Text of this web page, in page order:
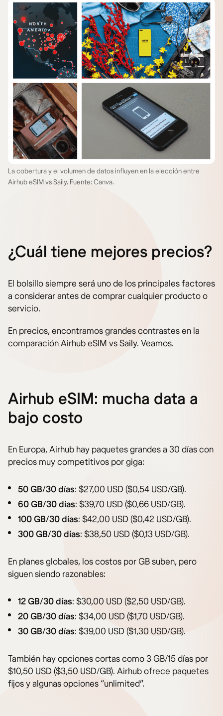
La cobertura y el volumen de datos influyen en la elección entre
Airhub eSIM vs Saily. Fuente: Canva.
¿Cuál tiene mejores precios?
El bolsillo siempre será uno de los principales factores
a considerar antes de comprar cualquier producto o
servicio.
En precios, encontramos grandes contrastes en la
comparación Airhub eSIM vs Saily. Veamos.
Airhub eSIM: mucha data a
bajo costo
En Europa, Airhub hay paquetes grandes a 30 días con
precios muy competitivos por giga:
50 GB/30 días: $27,00 USD ($0,54 USD/GB).
60 GB/30 días: $39,70 USD ($0,66 USD/GB).
100 GB/30 días: $42,00 USD ($0,42 USD/GB).
300 GB/30 días: $38,50 USD ($0,13 USD/GB).
En planes globales, los costos por GB suben, pero
siguen siendo razonables:
12 GB/30 días: $30,00 USD ($2,50 USD/GB).
20 GB/30 días: $34,00 USD ($1,70 USD/GB).
30 GB/30 días: $39,00 USD ($1,30 USD/GB).
También hay opciones cortas como 3 GB/15 días por
$10,50 USD ($3,50 USD/GB). Airhub ofrece paquetes
fijos y algunas opciones “unlimited”.